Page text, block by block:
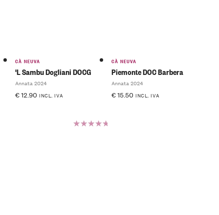
CÀ NEUVA
'L Sambu Dogliani DOCG
Annata 2024
€12.90 INCL. IVA
CÀ NEUVA
Piemonte DOC Barbera
Annata 2024
€15.50 INCL. IVA